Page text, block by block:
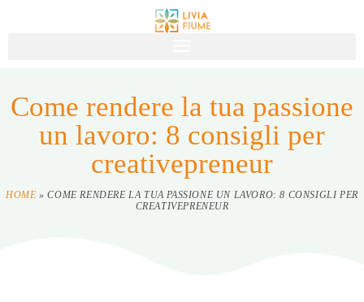
Come rendere la tua passione
un lavoro: 8 consigli per
creativepreneur
HOME »COME RENDERE LA TUA PASSIONE UN LAVORO: 8 CONSIGLI PER
CREATIVEPRENEUR